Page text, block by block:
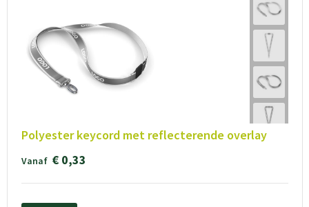
Polyester keycord met reflecterende overlay
Vanaf € 0,33